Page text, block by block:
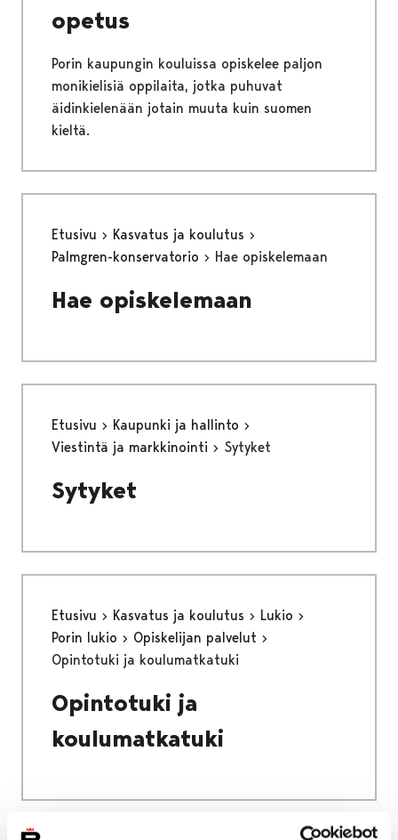
opetus
Porin kaupungin kouluissa opiskelee paljon
monikielisiä oppilaita, jotka puhuvat
äidinkielenään jotain muuta kuin suomen
kieltä.
Etusivu
Kasvatus ja koulutus
Palmgren-konservatorio
Hae opiskelemaan
Hae opiskelemaan
Etusivu
Kaupunki ja hallinto
Viestintä ja markkinointi
Sytyket
Sytyket
Etusivu Kasvatus ja koulutus
Lukio
Porin lukio
Opiskelijan palvelut
Opintotuki ja koulumatkatuki
Opintotuki ja
koulumatkatuki